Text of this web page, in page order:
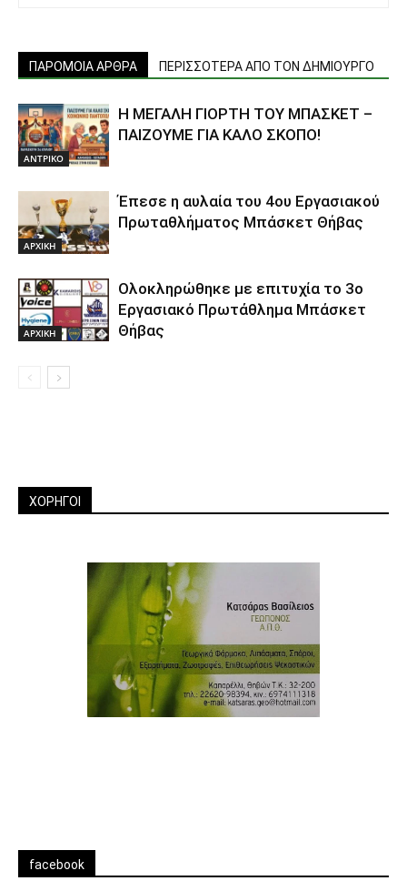
ΠΑΡΟΜΟΙΑ ΑΡΘΡΑ ΠΕΡΙΣΣΟΤΕΡΑ ΑΠΟ ΤΟΝ ΔΗΜΙΟΥΡΓΟ
ΑΝTΡΙΚΟ
Η ΜΕΓΑΛΗ ΓΙΟΡΤΗ ΤΟΥ ΜΠΑΣΚΕΤ –
ΠΑΙΖΟΥΜΕ ΓΙΑ ΚΑΛΟ ΣΚΟΠΟ!
ΑΡΧΙΚΗ
Έπεσε η αυλαία του 4ου Εργασιακού
Πρωταθλήματος Μπάσκετ Θήβας
ΑΡΧΙΚΗ
Ολοκληρώθηκε με επιτυχία το 3ο
Εργασιακό Πρωτάθλημα Μπάσκετ
Θήβας
ΧΟΡΗΓΟΙ
facebook